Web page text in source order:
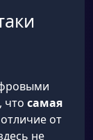
что самая
от
не